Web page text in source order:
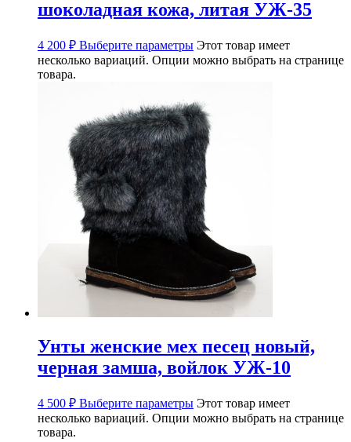
шоколадная кожа, литая УЖ-35
4 200 ₽ Выберите параметры Этот товар имеет
несколько вариаций. Опции можно выбрать на странице
товара.
Унты женские мех песец новый,
черная замша, войлок УЖ-10
4 500 ₽ Выберите параметры Этот товар имеет
несколько вариаций. Опции можно выбрать на странице
товара.